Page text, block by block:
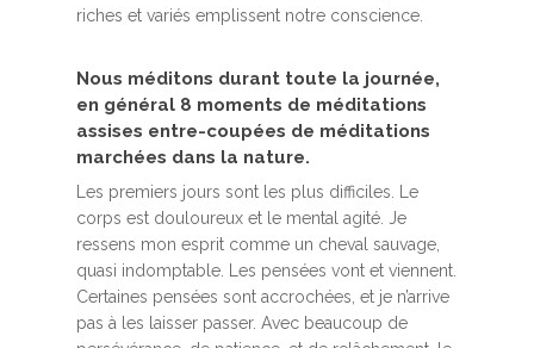
riches et variés emplissent notre conscience.
Nous méditons durant toute la journée,
en général 8 moments de méditations
assises entre-coupées de méditations
marchées dans la nature.
Les premiers jours sont les plus difficiles. Le
corps est douloureux et le mental agité. Je
ressens mon esprit comme un cheval sauvage,
quasi indomptable. Les pensées vont et viennent.
Certaines pensées sont accrochées, et je n’arrive
pas à les laisser passer. Avec beaucoup de